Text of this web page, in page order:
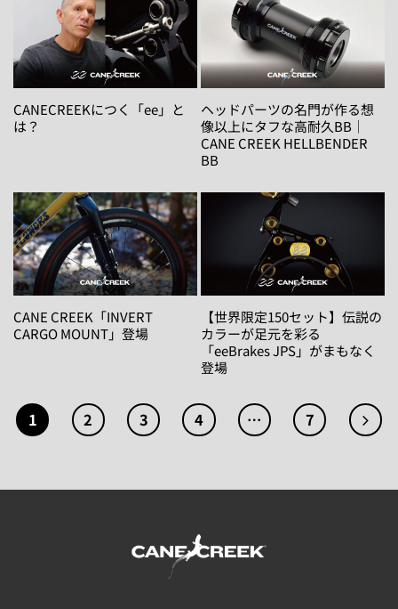
CANECREEKにつく「ee」と
は？
ヘッドパーツの名門が作る想
像以上にタフな高耐久BB｜
CANE CREEK HELLBENDER
BB
CANE CREEK「INVERT
CARGO MOUNT」登場
【世界限定150セット】伝説の
カラーが足元を彩る
「eeBrakes JPS」がまもなく
登場
1 2 3 4 … 7